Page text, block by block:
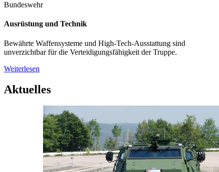
Bundeswehr
Ausrüstung und Technik
Bewährte Waffensysteme und High-Tech-Ausstattung sind
unverzichtbar für die Verteidigungsfähigkeit der Truppe.
Weiterlesen
Aktuelles